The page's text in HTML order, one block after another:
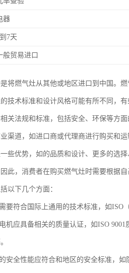
器
7天
般贸易进口
将燃气灶从其他或地区进口到中国。
技术标准和设计风格可能有所不同，
关法规和标准，包括安全、环保等方
渠道，如进口商或代理商进行购买和
些优势，如的品质和设计、更多的选
此，消费者在购买燃气灶时需要根据自
以下几个方面：
要符合国际上通用的技术标准，如ISO
机应具备相关的质量认证，如ISO
安全性能应符合和地区的安全标准，如